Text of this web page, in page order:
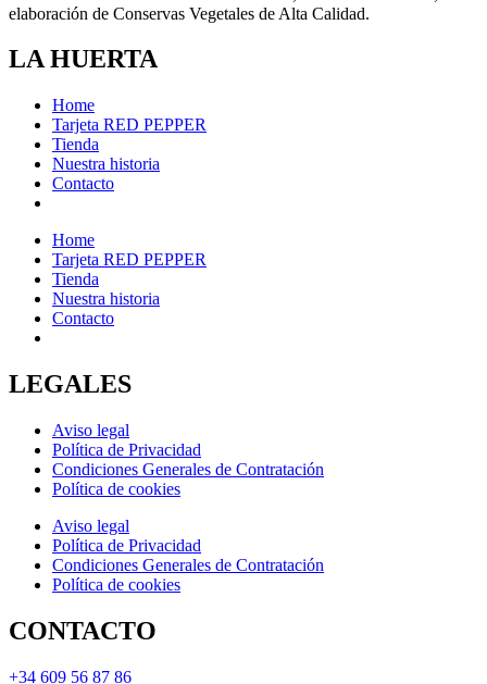
elaboración de Conservas Vegetales de Alta Calidad.
LA HUERTA
Home
Tarjeta RED PEPPER
Tienda
Nuestra historia
Contacto
Home
Tarjeta RED PEPPER
Tienda
Nuestra historia
Contacto
LEGALES
Aviso legal
Política de Privacidad
Condiciones Generales de Contratación
Política de cookies
Aviso legal
Política de Privacidad
Condiciones Generales de Contratación
Política de cookies
CONTACTO
+34 609 56 87 86